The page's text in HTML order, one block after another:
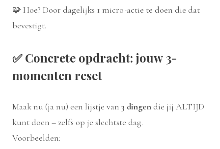
🧩 Hoe? Door dagelijks 1 micro-actie te doen die dat
bevestigt.
✅Concrete opdracht: jouw 3-
momenten reset
Maak nu (ja nu) een lijstje van 3 dingendie jij ALTIJD
kunt doen – zelfs op je slechtste dag.
Voorbeelden: